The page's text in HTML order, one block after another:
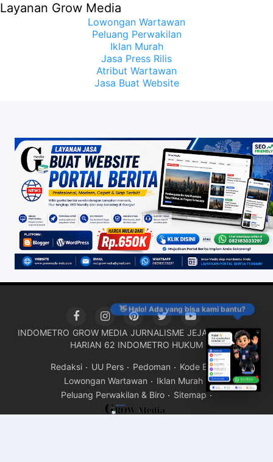
Layanan Grow Media
Lowongan Wartawan
Peluang Perwakilan
Iklan Murah
Jasa Press Rilis
Atribut Wartawan
Jasa Buat Website
👋 Halo! Ada yang bisa kami bantu?
INDOMETRO GROW MEDIA JURNALISME JEJAK KRIMINAL
HARIAN 62 INDOMETRO HUKUM
Redaksi UU Pers Pedoman
Kode Etik
Lowongan Wartawan
Iklan Murah
Peluang Perwakilan & Biro
Sitemap